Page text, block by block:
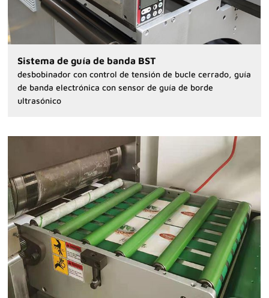
Sistema de guía de banda BST
desbobinador con control de tensión de bucle cerrado, guía
de banda electrónica con sensor de guía de borde
ultrasónico